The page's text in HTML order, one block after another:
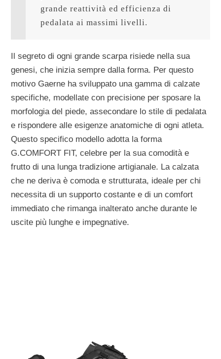
grande reattività ed efficienza di
pedalata ai massimi livelli.
Il segreto di ogni grande scarpa risiede nella sua
genesi, che inizia sempre dalla forma. Per questo
motivo Gaerne ha sviluppato una gamma di calzate
specifiche, modellate con precisione per sposare la
morfologia del piede, assecondare lo stile di pedalata
e rispondere alle esigenze anatomiche di ogni atleta.
Questo specifico modello adotta la forma
G.COMFORT FIT, celebre per la sua comodità e
frutto di una lunga tradizione artigianale. La calzata
che ne deriva è comoda e strutturata, ideale per chi
necessita di un supporto costante e di un comfort
immediato che rimanga inalterato anche durante le
uscite più lunghe e impegnative.